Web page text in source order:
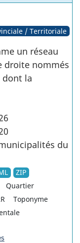
/ Territoriale
un réseau
droite nommés
dont la
du
ZIP
Quartier
Toponyme